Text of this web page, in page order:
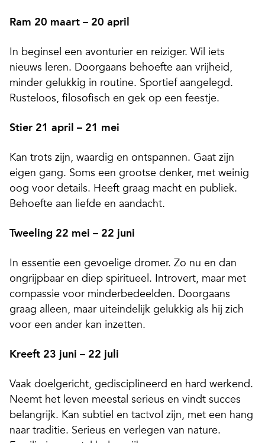
Ram 20 maart – 20 april
In beginsel een avonturier en reiziger. Wil iets
nieuws leren. Doorgaans behoefte aan vrijheid,
minder gelukkig in routine. Sportief aangelegd.
Rusteloos, filosofisch en gek op een feestje.
Stier 21 april – 21 mei
Kan trots zijn, waardig en ontspannen. Gaat zijn
eigen gang. Soms een grootse denker, met weinig
oog voor details. Heeft graag macht en publiek.
Behoefte aan liefde en aandacht.
Tweeling 22 mei – 22 juni
In essentie een gevoelige dromer. Zo nu en dan
ongrijpbaar en diep spiritueel. Introvert, maar met
compassie voor minderbedeelden. Doorgaans
graag alleen, maar uiteindelijk gelukkig als hij zich
voor een ander kan inzetten.
Kreeft 23 juni – 22 juli
Vaak doelgericht, gedisciplineerd en hard werkend.
Neemt het leven meestal serieus en vindt succes
belangrijk. Kan subtiel en tactvol zijn, met een hang
naar traditie. Serieus en verlegen van nature.